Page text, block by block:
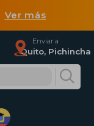
Ver más
Enviar a
Quito, Pichincha